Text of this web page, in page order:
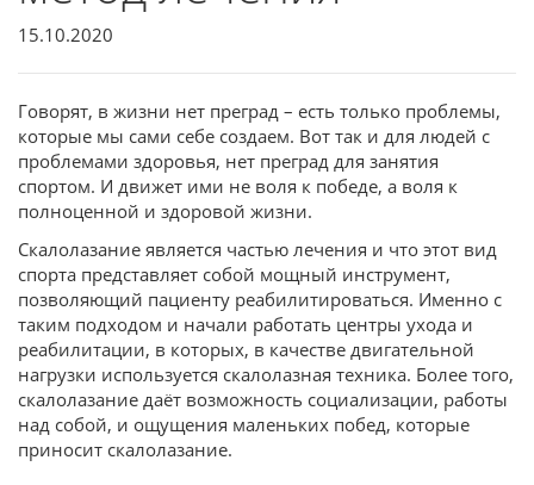
15.10.2020
Говорят, в жизни нет преград – есть только проблемы,
которые мы сами себе создаем. Вот так и для людей с
проблемами здоровья, нет преград для занятия
спортом. И движет ими не воля к победе, а воля к
полноценной и здоровой жизни.
Cкалолазание является частью лечения и что этот вид
спорта представляет собой мощный инструмент,
позволяющий пациенту реабилитироваться. Именно с
таким подходом и начали работать центры ухода и
реабилитации, в которых, в качестве двигательной
нагрузки используется скалолазная техника. Более того,
скалолазание даёт возможность социализации, работы
над собой, и ощущения маленьких побед, которые
приносит скалолазание.